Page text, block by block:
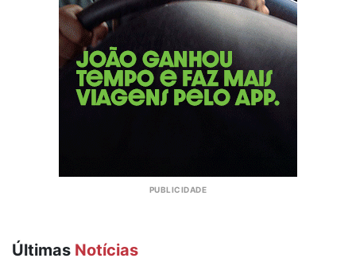
Últimas Notícias